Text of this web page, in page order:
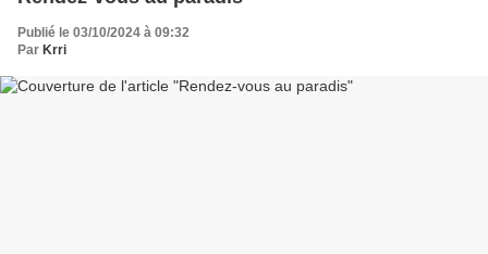
Publié le 03/10/2024 à 09:32
Par Krri